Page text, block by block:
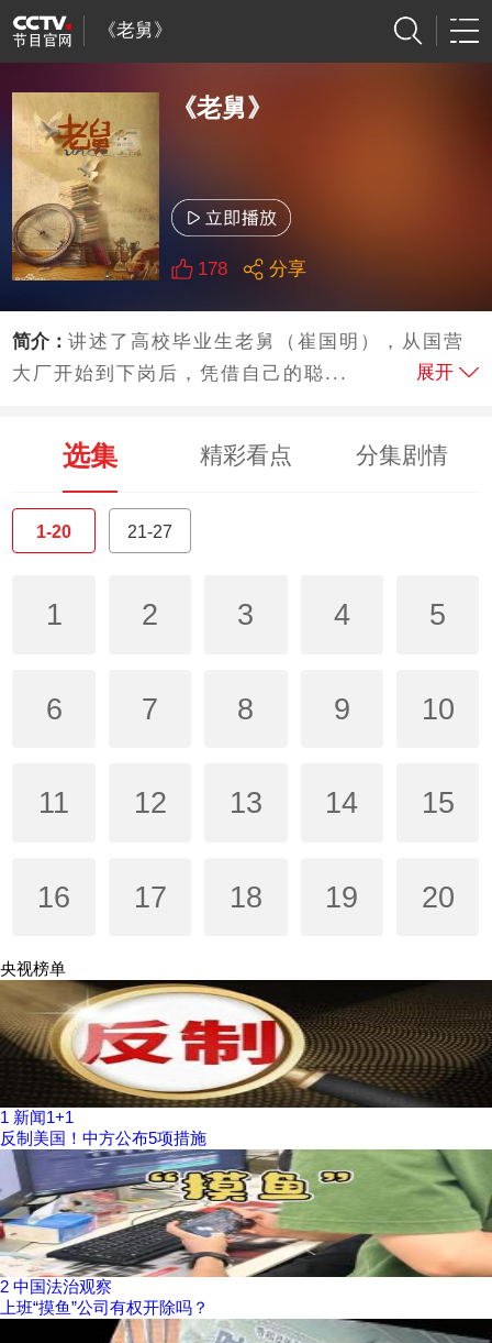
《老舅》
《老舅》
178 分享
简介：讲述了高校毕业生老舅（崔国明），从国营
大厂开始到下岗后，凭借自己的聪...
展开
选集 精彩看点 分集剧情
1-20 21-27
1 2 3 4 5
6 7 8 9 10
11 12 13 14 15
16 17 18 19 20
央视榜单
1 新闻1+1
反制美国！中方公布5项措施
2 中国法治观察
上班“摸鱼”公司有权开除吗？